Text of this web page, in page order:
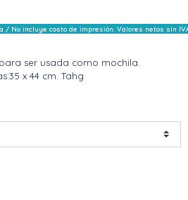
/ No incluye costo de impresión. Valores netos sin
ser usada como mochila.
x 44 cm. Tahg